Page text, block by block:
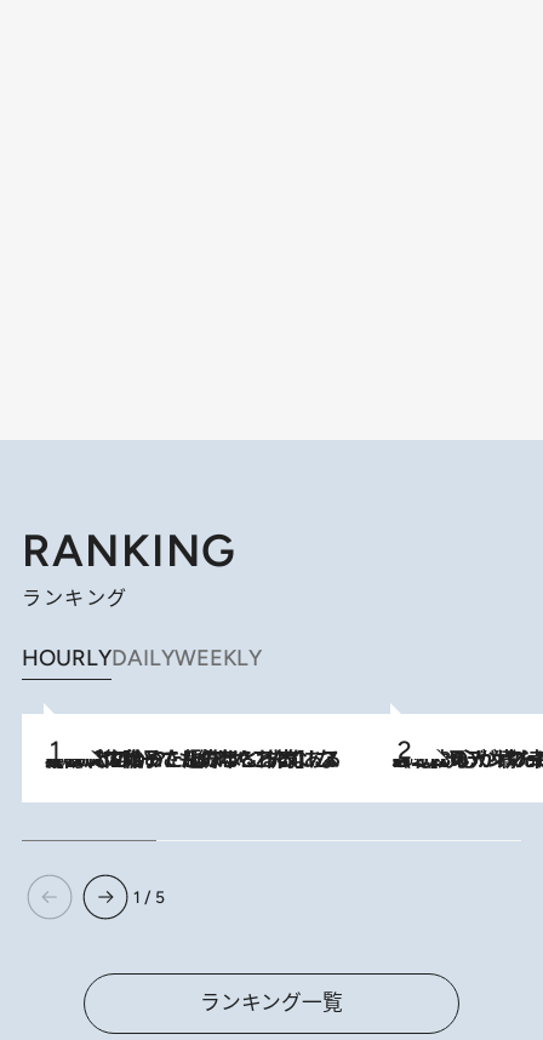
RANKING
ランキング
HOURLYDAILYWEEKLY
2026.8.5
【阿川佐和子さんの年とる力】なぜ70代で始めた趣味は“こんなに楽しい”のか？ ピアノ、俳句…スランプに陥っても続けられる“ある秘訣”とは 2026.8.8
《北欧の人々の幸福度が高いのは…》元デンマーク親善大使が出会った“心が満たされる暮らし”「いいかげんにヒュッゲしなさい！」
1 / 5
ランキング一覧